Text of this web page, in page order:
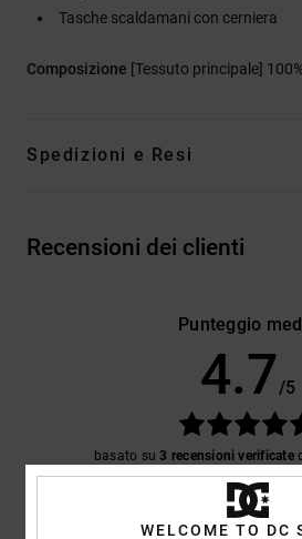
Tasche scaldamani con cerniera
Composizione [Tessuto principale]
Spedizioni e Resi
Recensioni dei clienti
Punteggio
4.7 /5
basato su3 recensioni verificate
Il 100% dei nostri clienti
ComfortWELCOME TO DC